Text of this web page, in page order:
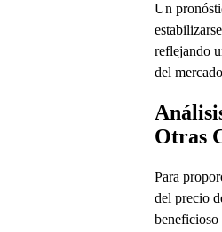
Un
reflejando
del
Otras
Para
del precio
beneficioso